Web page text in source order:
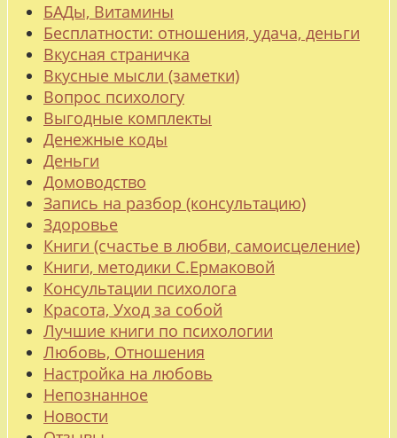
БАДы, Витамины
Бесплатности: отношения, удача, деньги
Вкусная страничка
Вкусные мысли (заметки)
Вопрос психологу
Выгодные комплекты
Денежные коды
Деньги
Домоводство
Запись на разбор (консультацию)
Здоровье
Книги (счастье в любви, самоисцеление)
Книги, методики С.Ермаковой
Консультации психолога
Красота, Уход за собой
Лучшие книги по психологии
Любовь, Отношения
Настройка на любовь
Непознанное
Новости